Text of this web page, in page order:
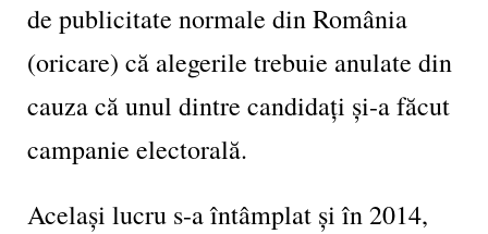
de publicitate normale din România
(oricare) că alegerile trebuie anulate din
cauza că unul dintre candidați și-a făcut
campanie electorală.
Același lucru s-a întâmplat și în 2014,